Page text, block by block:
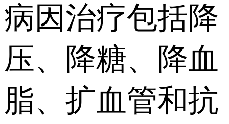
病因治疗包括降
压、降糖、降血
脂、扩血管和抗